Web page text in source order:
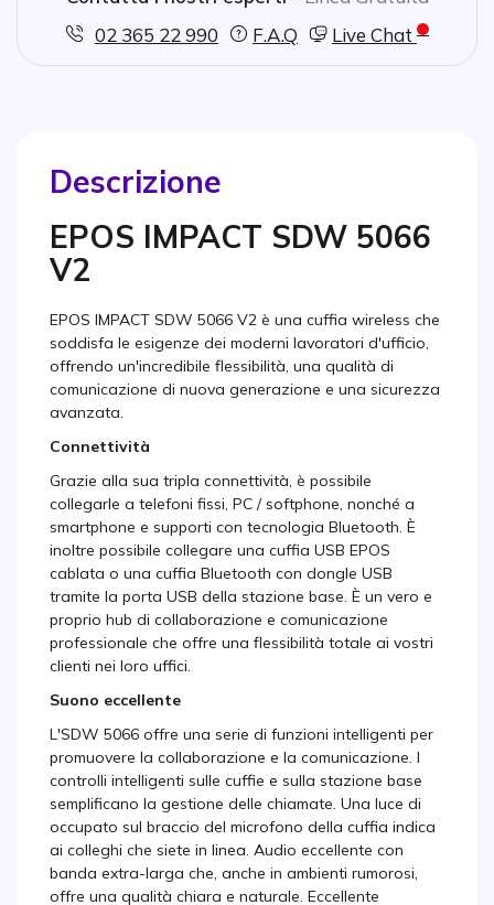
02 365 22 990
F.A.Q Live Chat
Descrizione
EPOS IMPACT SDW 5066
V2
EPOS IMPACT SDW 5066 V2 è una cuffia wireless che
soddisfa le esigenze dei moderni lavoratori d'ufficio,
offrendo un'incredibile flessibilità, una qualità di
comunicazione di nuova generazione e una sicurezza
avanzata.
Connettività
Grazie alla sua tripla connettività, è possibile
collegarle a telefoni fissi, PC / softphone, nonché a
smartphone e supporti con tecnologia Bluetooth. È
inoltre possibile collegare una cuffia USB EPOS
cablata o una cuffia Bluetooth con dongle USB
tramite la porta USB della stazione base. È un vero e
proprio hub di collaborazione e comunicazione
professionale che offre una flessibilità totale ai vostri
clienti nei loro uffici.
Suono eccellente
L'SDW 5066 offre una serie di funzioni intelligenti per
promuovere la collaborazione e la comunicazione. I
controlli intelligenti sulle cuffie e sulla stazione base
semplificano la gestione delle chiamate. Una luce di
occupato sul braccio del microfono della cuffia indica
ai colleghi che siete in linea. Audio eccellente con
banda extra-larga che, anche in ambienti rumorosi,
offre una qualità chiara e naturale. Eccellente